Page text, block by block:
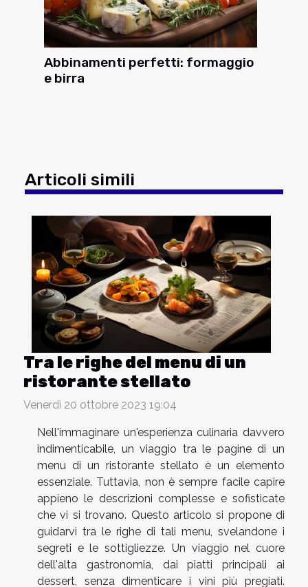
Abbinamenti perfetti: formaggio
e birra
Articoli simili
Tra le righe del menu di un
ristorante stellato
Venerdì 20 ottobre 2023 19:04
Nell'immaginare un'esperienza culinaria davvero
indimenticabile, un viaggio tra le pagine di un
menu di un ristorante stellato è un elemento
essenziale. Tuttavia, non è sempre facile capire
appieno le descrizioni complesse e sofisticate
che vi si trovano. Questo articolo si propone di
guidarvi tra le righe di tali menu, svelandone i
segreti e le sottigliezze. Un viaggio nel cuore
dell'alta gastronomia, dai piatti principali ai
dessert, senza dimenticare i vini più pregiati.